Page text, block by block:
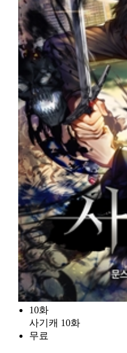
10화
사기캐 10화
무료